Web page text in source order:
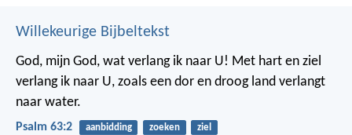
Willekeurige Bijbeltekst
God, mijn God, wat verlang ik naar U! Met hart en ziel
verlang ik naar U, zoals een dor en droog land verlangt
naar water.
Psalm 63:2 aanbidding zoeken ziel